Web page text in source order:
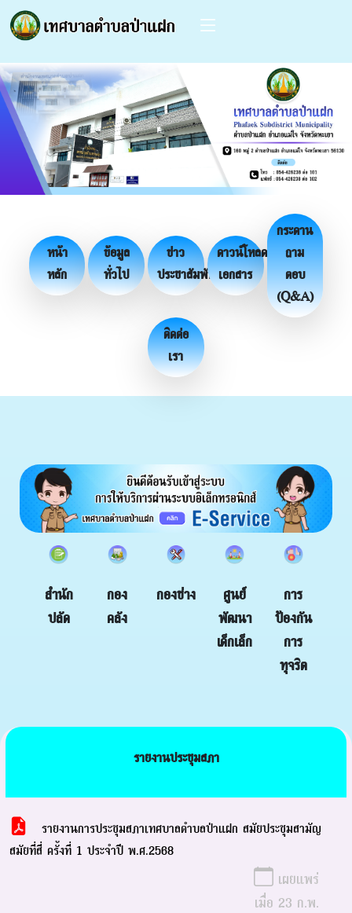
หน้า
หลัก
ข้อมูล
ทั่วไป
ข่าว
ประชาสัมพันธ์
ดาวน์โหลด
เอกสาร
กระดาน
ถาม
ตอบ
(Q&A)
ติดต่อ
เรา
สำนัก
ปลัด
กอง
คลัง
กองช่าง
ศูนย์
พัฒนา
เด็กเล็ก
การ
ป้องกัน
การ
ทุจริต
รายงานประชุมสภา
รายงานการประชุมสภาเทศบาลตำบลป่าแฝก สมัยประชุมสามัญ
สมัยที่สี่ ครั้งที่ 1 ประจำปี พ.ศ.2568
เผยแพร่
เมื่อ 23 ก.พ.